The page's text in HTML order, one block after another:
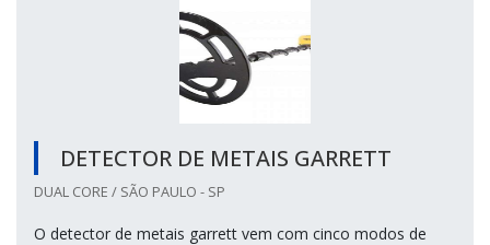
DETECTOR DE METAIS GARRETT
DUAL CORE / SÃO PAULO - SP
O detector de metais garrett vem com cinco modos de